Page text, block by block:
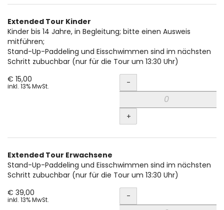
Produkte
Unkategorisierte
Produkte
Extended Tour Kinder
Kinder bis 14 Jahre, in Begleitung; bitte einen Ausweis
mitführen;
Stand-Up-Paddeling und Eisschwimmen sind im nächsten
Schritt zubuchbar (nur für die Tour um 13:30 Uhr)
€ 15,00
inkl. 13% MwSt. Menge
-
+
Extended Tour Erwachsene
Stand-Up-Paddeling und Eisschwimmen sind im nächsten
Schritt zubuchbar (nur für die Tour um 13:30 Uhr)
€ 39,00
inkl. 13% MwSt. Menge
-